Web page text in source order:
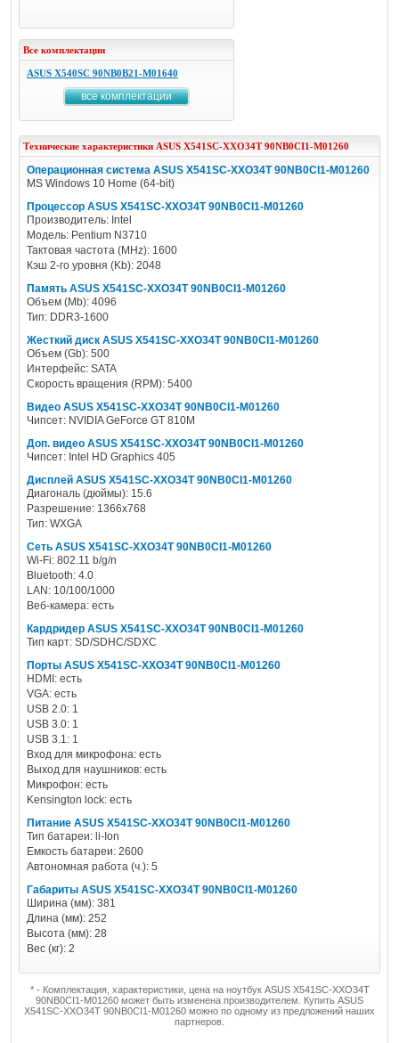
Все комплектации
ASUS X540SC 90NB0B21-M01640
все комплектации
Технические характеристики ASUS X541SC-XXO34T 90NB0CI1-M01260
Операционная система ASUS X541SC-XXO34T 90NB0CI1-M01260
MS Windows 10 Home (64-bit)
Процессор ASUS X541SC-XXO34T 90NB0CI1-M01260
Производитель: Intel
Модель: Pentium N3710
Тактовая частота (MHz): 1600
Кэш 2-го уровня (Kb): 2048
Память ASUS X541SC-XXO34T 90NB0CI1-M01260
Объем (Mb): 4096
Тип: DDR3-1600
Жесткий диск ASUS X541SC-XXO34T 90NB0CI1-M01260
Объем (Gb): 500
Интерфейс: SATA
Скорость вращения (RPM): 5400
Видео ASUS X541SC-XXO34T 90NB0CI1-M01260
Чипсет: NVIDIA GeForce GT 810M
Доп. видео ASUS X541SC-XXO34T 90NB0CI1-M01260
Чипсет: Intel HD Graphics 405
Дисплей ASUS X541SC-XXO34T 90NB0CI1-M01260
Диагональ (дюймы): 15.6
Разрешение: 1366x768
Тип: WXGA
Сеть ASUS X541SC-XXO34T 90NB0CI1-M01260
Wi-Fi: 802.11 b/g/n
Bluetooth: 4.0
LAN: 10/100/1000
Веб-камера: есть
Кардридер ASUS X541SC-XXO34T 90NB0CI1-M01260
Тип карт: SD/SDHC/SDXC
Порты ASUS X541SC-XXO34T 90NB0CI1-M01260
HDMI: есть
VGA: есть
USB 2.0: 1
USB 3.0: 1
USB 3.1: 1
Вход для микрофона: есть
Выход для наушников: есть
Микрофон: есть
Kensington lock: есть
Питание ASUS X541SC-XXO34T 90NB0CI1-M01260
Тип батареи: li-Ion
Емкость батареи: 2600
Автономная работа (ч.): 5
Габариты ASUS X541SC-XXO34T 90NB0CI1-M01260
Ширина (мм): 381
Длина (мм): 252
Высота (мм): 28
Вес (кг): 2
* - Комплектация, характеристики, цена на ноутбук ASUS X541SC-XXO34T
90NB0CI1-M01260 может быть изменена производителем. Купить ASUS
X541SC-XXO34T 90NB0CI1-M01260 можно по одному из предложений наших
партнеров.